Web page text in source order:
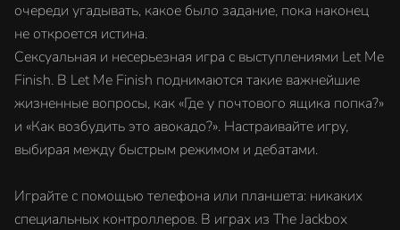
очереди угадывать, какое было задание, пока наконец
не откроется истина.
Сексуальная и несерьезная игра с выступлениями Let Me
Finish. В Let Me Finish поднимаются такие важнейшие
жизненные вопросы, как «Где у почтового ящика попка?»
и «Как возбудить это авокадо?». Настраивайте игру,
выбирая между быстрым режимом и дебатами.
Играйте с помощью телефона или планшета: никаких
специальных контроллеров. В играх из The Jackbox